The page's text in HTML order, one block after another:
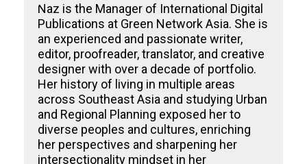
Naz is the Manager of International Digital
Publications at Green Network Asia. She is
an experienced and passionate writer,
editor, proofreader, translator, and creative
designer with over a decade of portfolio.
Her history of living in multiple areas
across Southeast Asia and studying Urban
and Regional Planning exposed her to
diverse peoples and cultures, enriching
her perspectives and sharpening her
intersectionality mindset in her